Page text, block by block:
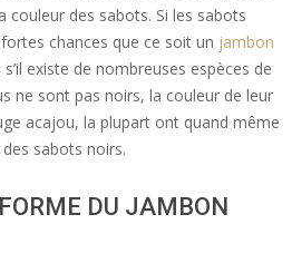
couleur des sabots. Si les sabots
fortes chances que ce soit un jambon
existe de nombreuses espèces de
ne sont pas noirs, la couleur de leur
acajou, la plupart ont quand même
sabots noirs.
DU JAMBON